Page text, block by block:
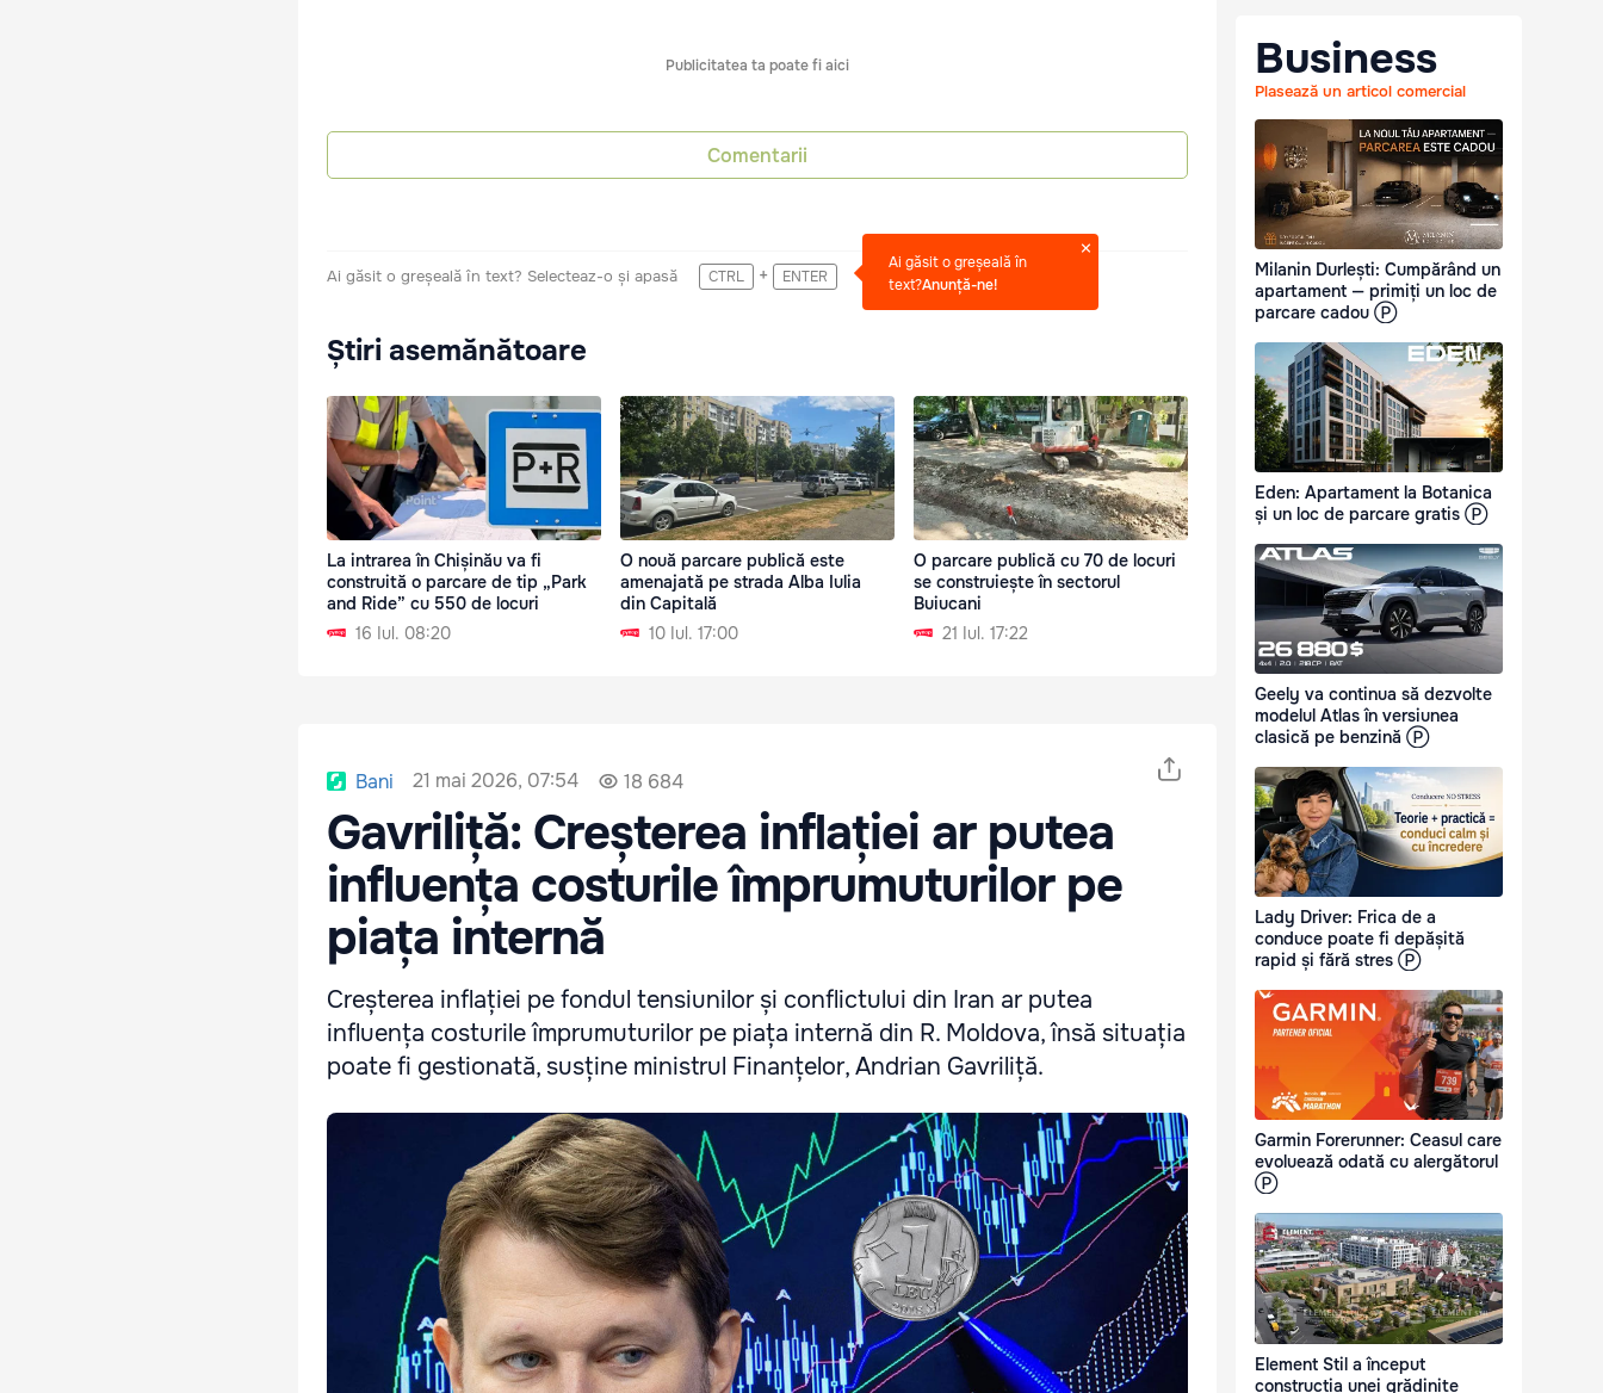
Publicitatea ta poate fi aici
Comentarii
Ai găsit o greșeală în text? Selecteaz-o și apasă CTRL + ENTER
Ai găsit o greșeală în
text?Anunță-ne!
Știri asemănătoare
La intrarea în Chișinău va fi
construită o parcare de tip „Park
and Ride” cu 550 de locuri
16 Iul. 08:20
O nouă parcare publică este
amenajată pe strada Alba Iulia
din Capitală
10 Iul. 17:00
O parcare publică cu 70 de locuri
se construiește în sectorul
Buiucani
21 Iul. 17:22
Bani 21 mai 2026, 07:54 18 684
Gavriliță: Creșterea inflației ar putea
influența costurile împrumuturilor pe
piața internă
Creșterea inflației pe fondul tensiunilor și conflictului din Iran ar putea
influența costurile împrumuturilor pe piața internă din R. Moldova, însă situația
poate fi gestionată, susține ministrul Finanțelor, Andrian Gavriliță.
Business
Plasează un articol comercial
Milanin Durlești: Cumpărând un
apartament — primiți un loc de
parcare cadou Ⓟ
Eden: Apartament la Botanica
și un loc de parcare gratis Ⓟ
Geely va continua să dezvolte
modelul Atlas în versiunea
clasică pe benzină Ⓟ
Lady Driver: Frica de a
conduce poate fi depășită
rapid și fără stres Ⓟ
Garmin Forerunner: Ceasul care
evoluează odată cu alergătorul
Ⓟ
Element Stil a început
construcția unei grădinițe